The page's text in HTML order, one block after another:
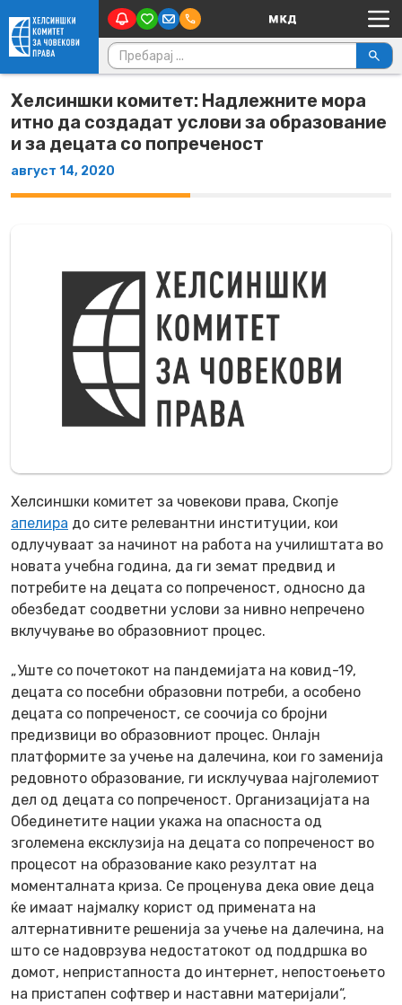
Skip to content Main Navigation
Пребарувај за:
Хелсиншки комитет: Надлежните мора
итно да создадат услови за образование
и за децата со попреченост
август 14, 2020
Хелсиншки комитет за човекови права, Скопје
апелира до сите релевантни институции, кои
одлучуваат за начинот на работа на училиштата во
новата учебна година, да ги земат предвид и
потребите на децата со попреченост, односно да
обезбедат соодветни услови за нивно непречено
вклучување во образовниот процес.
„Уште со почетокот на пандемијата на ковид-19,
децата со посебни образовни потреби, а особено
децата со попреченост, се соочија со бројни
предизвици во образовниот процес. Онлајн
платформите за учење на далечина, кои го заменија
редовното образование, ги исклучуваа најголемиот
дел од децата со попреченост. Организацијата на
Обединетите нации укажа на опасноста од
зголемена ексклузија на децата со попреченост во
процесот на образование како резултат на
моменталната криза. Се проценува дека овие деца
ќе имаат најмалку корист од примената на
алтернативните решенија за учење на далечина, на
што се надоврзува недостатокот од поддршка во
домот, непристапноста до интернет, непостоењето
на пристапен софтвер и наставни материјали“,